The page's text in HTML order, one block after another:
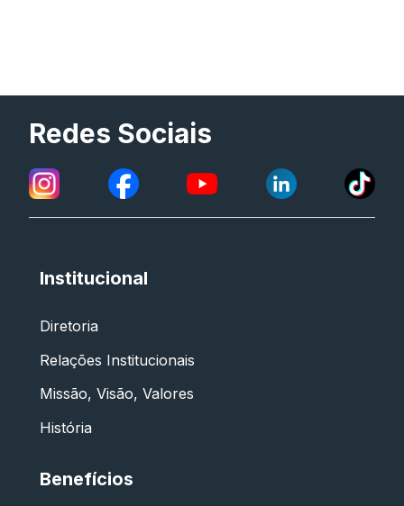
Redes Sociais
Institucional
Diretoria
Relações Institucionais
Missão, Visão, Valores
História
Benefícios